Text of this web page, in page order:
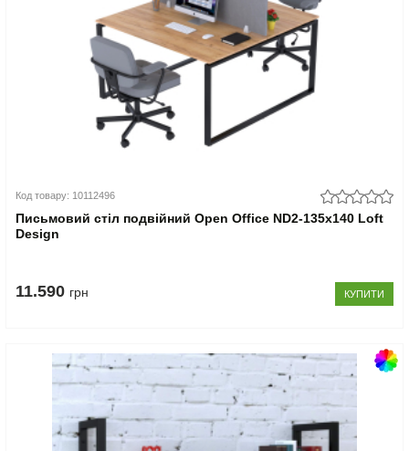
Код товару: 10112496
Письмовий стіл подвійний Open Office ND2-135x140 Loft
Design
11.590 грн КУПИТИ